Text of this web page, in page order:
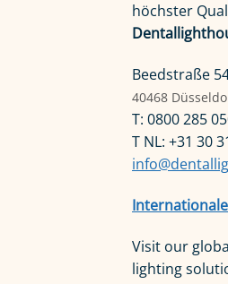
höchster
Beedstraße
40468
T: 0800 285
T NL: +31 30
Visit our
lighting